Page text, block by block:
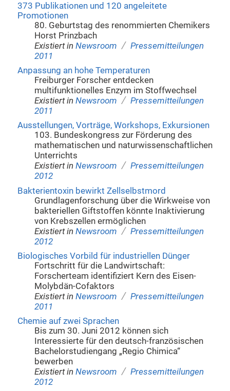
373 Publikationen und 120 angeleitete
Promotionen
80. Geburtstag des renommierten Chemikers
Horst Prinzbach
Existiert in Newsroom / Pressemitteilungen
2011
Anpassung an hohe Temperaturen
Freiburger Forscher entdecken
multifunktionelles Enzym im Stoffwechsel
Existiert in Newsroom / Pressemitteilungen
2011
Ausstellungen, Vorträge, Workshops, Exkursionen
103. Bundeskongress zur Förderung des
mathematischen und naturwissenschaftlichen
Unterrichts
Existiert in Newsroom / Pressemitteilungen
2012
Bakterientoxin bewirkt Zellselbstmord
Grundlagenforschung über die Wirkweise von
bakteriellen Giftstoffen könnte Inaktivierung
von Krebszellen ermöglichen
Existiert in Newsroom / Pressemitteilungen
2012
Biologisches Vorbild für industriellen Dünger
Fortschritt für die Landwirtschaft:
Forscherteam identifiziert Kern des Eisen-
Molybdän-Cofaktors
Existiert in Newsroom / Pressemitteilungen
2011
Chemie auf zwei Sprachen
Bis zum 30. Juni 2012 können sich
Interessierte für den deutsch-französischen
Bachelorstudiengang „Regio Chimica“
bewerben
Existiert in Newsroom / Pressemitteilungen
2012